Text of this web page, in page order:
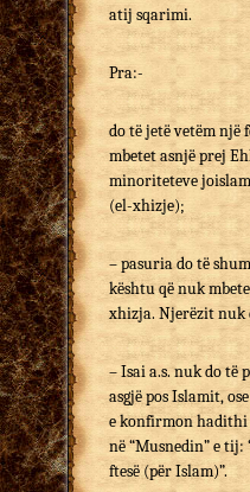
atij sqarimi.
Pra:-
do të jetë vetëm një
mbetet asnjë prej
minoriteteve
(el-xhizje);
– pasuria do të
kështu që nuk
xhizja. Njerëzit nuk
– Isai a.s. nuk do të
asgjë pos Islamit,
e konfirmon hadithi
në “Musnedin” e tij:
ftesë (për Islam)”.